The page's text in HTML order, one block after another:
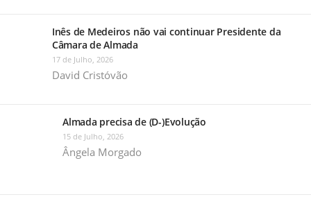
Inês de Medeiros não vai continuar Presidente da
Câmara de Almada
17 de Julho, 2026
David Cristóvão
Almada precisa de (D-)Evolução
15 de Julho, 2026
Ângela Morgado